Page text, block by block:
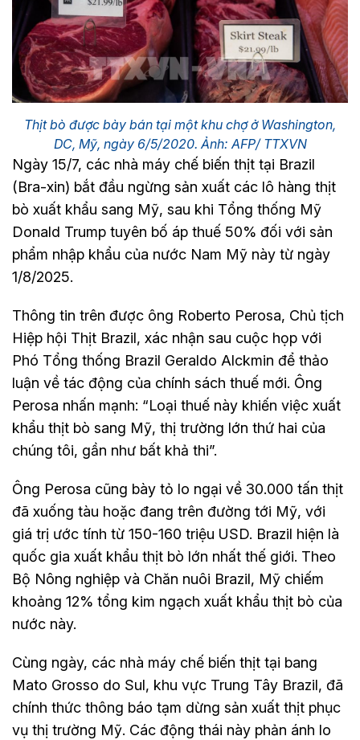
Thịt bò được bày bán tại một khu chợ ở Washington,
DC, Mỹ, ngày 6/5/2020. Ảnh: AFP/ TTXVN
Ngày 15/7, các nhà máy chế biến thịt tại Brazil
(Bra-xin) bắt đầu ngừng sản xuất các lô hàng thịt
bò xuất khẩu sang Mỹ, sau khi Tổng thống Mỹ
Donald Trump tuyên bố áp thuế 50% đối với sản
phẩm nhập khẩu của nước Nam Mỹ này từ ngày
1/8/2025.
Thông tin trên được ông Roberto Perosa, Chủ tịch
Hiệp hội Thịt Brazil, xác nhận sau cuộc họp với
Phó Tổng thống Brazil Geraldo Alckmin để thảo
luận về tác động của chính sách thuế mới. Ông
Perosa nhấn mạnh: “Loại thuế này khiến việc xuất
khẩu thịt bò sang Mỹ, thị trường lớn thứ hai của
chúng tôi, gần như bất khả thi”.
Ông Perosa cũng bày tỏ lo ngại về 30.000 tấn thịt
đã xuống tàu hoặc đang trên đường tới Mỹ, với
giá trị ước tính từ 150-160 triệu USD. Brazil hiện là
quốc gia xuất khẩu thịt bò lớn nhất thế giới. Theo
Bộ Nông nghiệp và Chăn nuôi Brazil, Mỹ chiếm
khoảng 12% tổng kim ngạch xuất khẩu thịt bò của
nước này.
Cùng ngày, các nhà máy chế biến thịt tại bang
Mato Grosso do Sul, khu vực Trung Tây Brazil, đã
chính thức thông báo tạm dừng sản xuất thịt phục
vụ thị trường Mỹ. Các động thái này phản ánh lo